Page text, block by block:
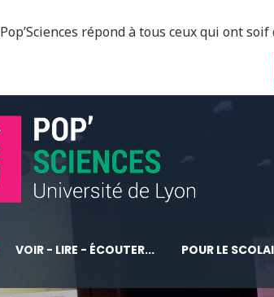
Pop’Sciences répond à tous ceux qui ont
VOIR - LIRE - ÉCOUTER... POUR LE